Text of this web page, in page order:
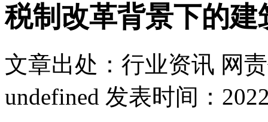
税制改革背景下的建
文章出处：行业资讯 网
undefined 发表时间：